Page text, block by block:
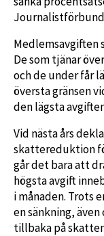
Medlemsavgiften
De som tjänar
och de under får
översta gränsen
den lägsta
Vid nästa års
skattereduktion
går det bara att
högsta avgift
i månaden. Trots
en sänkning,
tillbaka på